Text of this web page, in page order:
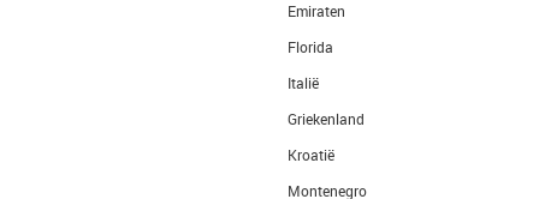
Emiraten
Florida
Italië
Griekenland
Kroatië
Montenegro